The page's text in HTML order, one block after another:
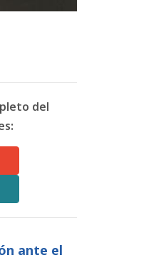
del
ante el